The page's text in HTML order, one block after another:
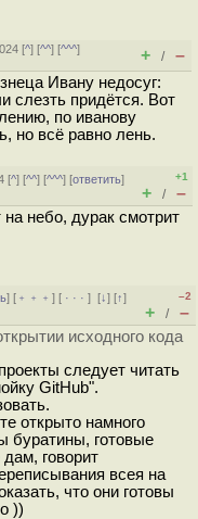
[^] [^^] [^^^]
+ / –
Ивану недосуг:
слезть придётся. Вот
по иванову
но всё равно лень.
[^] [^^] [^^^] [ответить]
+1
+ / –
на небо, дурак смотрит
] [ ﹢﹢﹢] [ · · ·][↓] [↑]
–2
+ / –
исходного кода
следует читать
GitHub".
открыто намного
буратины, готовые
говорит
всея на
что они готовы
))